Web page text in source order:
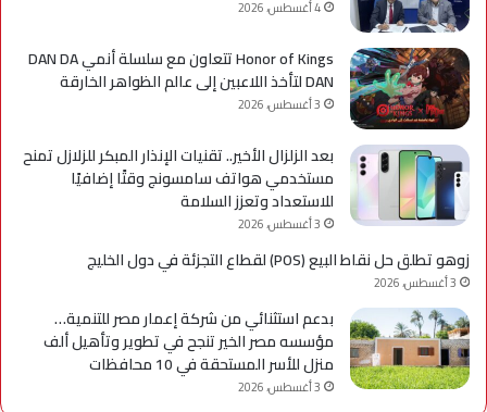
4 أغسطس، 2026
Honor of Kings تتعاون مع سلسلة أنمي DAN DA
DAN لتأخذ اللاعبين إلى عالم الظواهر الخارقة
3 أغسطس، 2026
بعد الزلزال الأخير.. تقنيات الإنذار المبكر للزلازل تمنح
مستخدمي هواتف سامسونج وقتًا إضافيًا
للاستعداد وتعزز السلامة
3 أغسطس، 2026
زوهو تطلق حل نقاط البيع (POS) لقطاع التجزئة في دول الخليج
3 أغسطس، 2026
بدعم استثنائي من شركة إعمار مصر للتنمية…
مؤسسه مصر الخير تنجح في تطوير وتأهيل ألف
منزل للأسر المستحقة في 10 محافظات
3 أغسطس، 2026